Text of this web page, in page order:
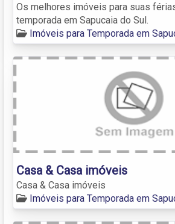
Os melhores imóveis para suas
temporada em Sapucaia do Sul.
Imóveis para Temporada em
Casa & Casa imóveis
Casa & Casa imóveis
Imóveis para Temporada em